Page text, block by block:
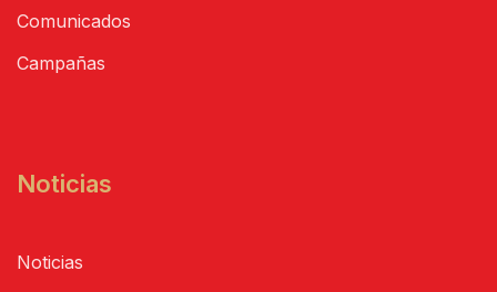
Comunicados
Campañas
Noticias
Noticias